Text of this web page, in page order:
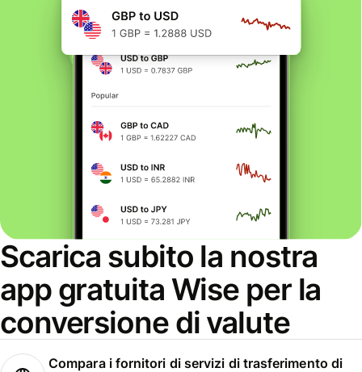
Scarica subito la nostra
app gratuita Wise per la
conversione di valute
Compara i fornitori di servizi di trasferimento di